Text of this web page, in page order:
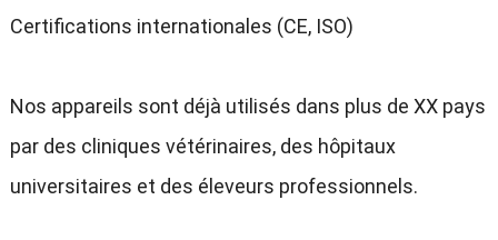
Certifications internationales (CE, ISO)
Nos appareils sont déjà utilisés dans plus de XX pays
par des cliniques vétérinaires, des hôpitaux
universitaires et des éleveurs professionnels.